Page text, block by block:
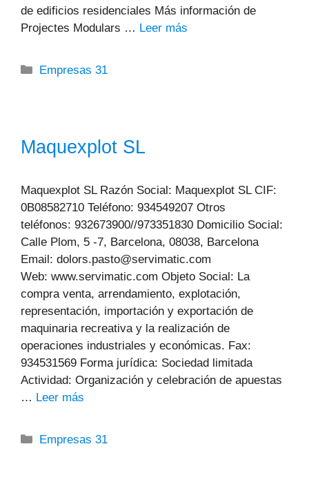
de edificios residenciales Más información de
Projectes Modulars … Leer más
Categorías
Empresas 31
Maquexplot SL
Maquexplot SL Razón Social: Maquexplot SL CIF:
0B08582710 Teléfono: 934549207 Otros
teléfonos: 932673900//973351830 Domicilio Social:
Calle Plom, 5 -7, Barcelona, 08038, Barcelona
Email: dolors.pasto@servimatic.com
Web: www.servimatic.com Objeto Social: La
compra venta, arrendamiento, explotación,
representación, importación y exportación de
maquinaria recreativa y la realización de
operaciones industriales y económicas. Fax:
934531569 Forma jurídica: Sociedad limitada
Actividad: Organización y celebración de apuestas
… Leer más
Categorías
Empresas 31